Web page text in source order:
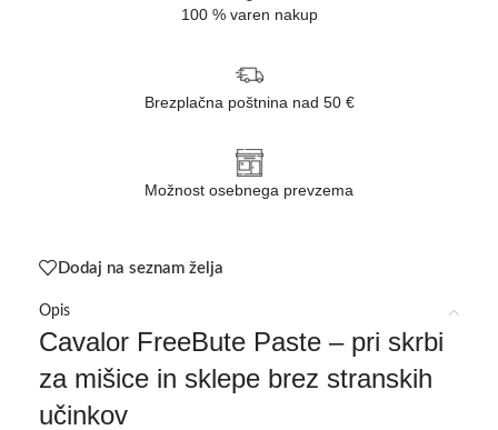
100 % varen nakup
Brezplačna poštnina nad 50 €
Možnost osebnega prevzema
Dodaj na seznam želja
Opis
Cavalor FreeBute Paste – pri skrbi
za mišice in sklepe brez stranskih
učinkov